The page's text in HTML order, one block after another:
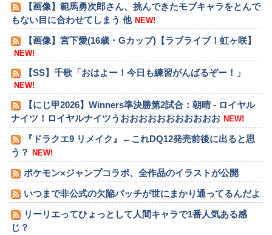
【画像】範馬勇次郎さん、挑んできたモブキャラをとんで
もない目に合わせてしまう 他 NEW!
【画像】宮下愛(16歳・Gカップ)【ラブライブ！虹ヶ咲】
NEW!
【SS】千歌「おはよー！今日も練習がんばるぞー！」
NEW!
【にじ甲2026】Winners準決勝第2試合：朝晴 - ロイヤル
ナイツ！ロイヤルナイツうおおおおおおおおおおお NEW!
『ドラクエ9 リメイク』←これDQ12発売前後に出ると思
う？ NEW!
ポケモン×ジャンプコラボ、全作品のイラストが公開
いつまで非公式の欠陥パッチが世にまかり通ってるんだよ
リーリエってひょっとして人間キャラで1番人気ある感
じ？